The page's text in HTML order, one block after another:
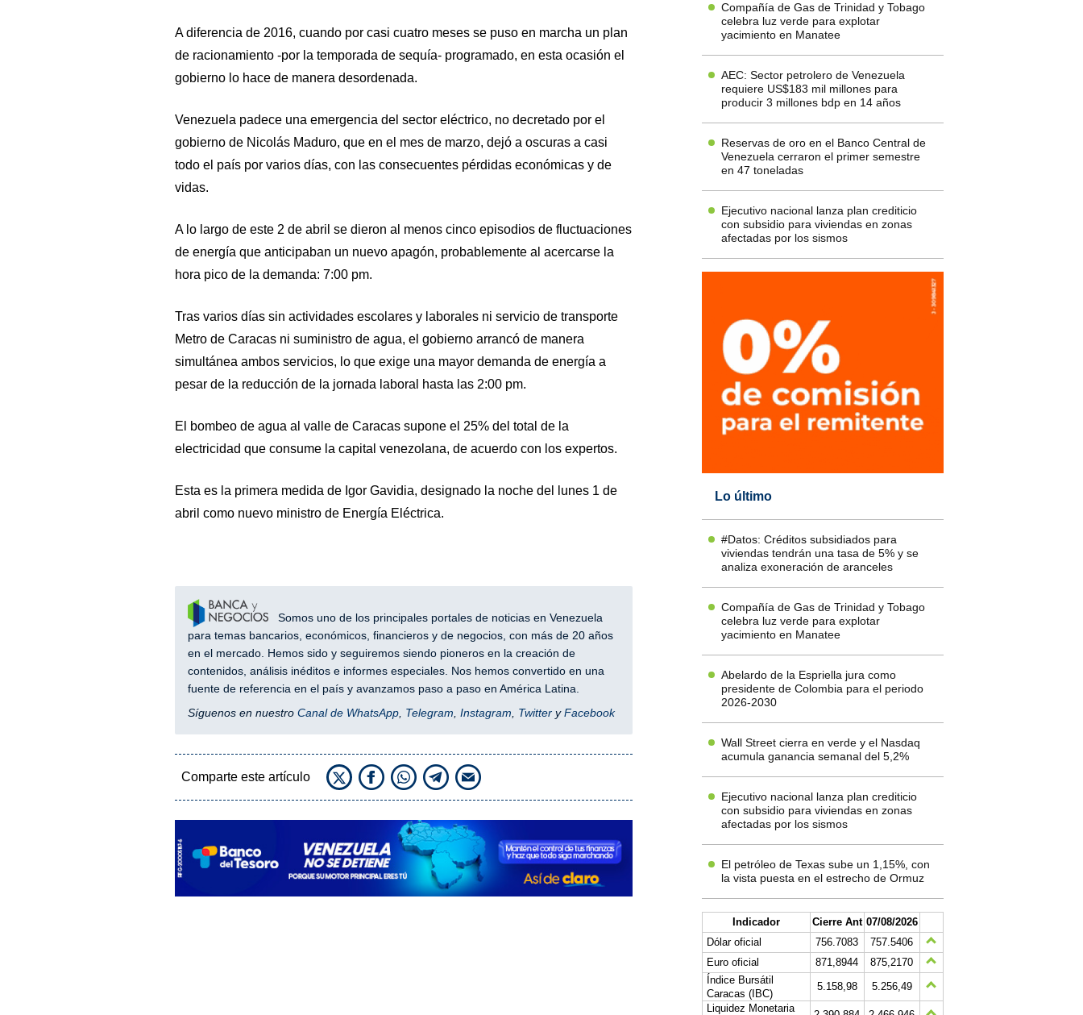
A diferencia de 2016, cuando por casi cuatro meses se puso en marcha un plan
de racionamiento -por la temporada de sequía- programado, en esta ocasión el
gobierno lo hace de manera desordenada.
Venezuela padece una emergencia del sector eléctrico, no decretado por el
gobierno de Nicolás Maduro, que en el mes de marzo, dejó a oscuras a casi
todo el país por varios días, con las consecuentes pérdidas económicas y de
vidas.
A lo largo de este 2 de abril se dieron al menos cinco episodios de fluctuaciones
de energía que anticipaban un nuevo apagón, probablemente al acercarse la
hora pico de la demanda: 7:00 pm.
Tras varios días sin actividades escolares y laborales ni servicio de transporte
Metro de Caracas ni suministro de agua, el gobierno arrancó de manera
simultánea ambos servicios, lo que exige una mayor demanda de energía a
pesar de la reducción de la jornada laboral hasta las 2:00 pm.
El bombeo de agua al valle de Caracas supone el 25% del total de la
electricidad que consume la capital venezolana, de acuerdo con los expertos.
Esta es la primera medida de Igor Gavidia, designado la noche del lunes 1 de
abril como nuevo ministro de Energía Eléctrica.
Somos uno de los principales portales de noticias en Venezuela
para temas bancarios, económicos, financieros y de negocios, con más de 20 años
en el mercado. Hemos sido y seguiremos siendo pioneros en la creación de
contenidos, análisis inéditos e informes especiales. Nos hemos convertido en una
fuente de referencia en el país y avanzamos paso a paso en América Latina.
Síguenos en nuestro Canal de WhatsApp, Telegram, Instagram, TwitteryFacebook
Comparte este artículo
Compañía de Gas de Trinidad y Tobago
celebra luz verde para explotar
yacimiento en Manatee
AEC: Sector petrolero de Venezuela
requiere US$183 mil millones para
producir 3 millones bdp en 14 años
Reservas de oro en el Banco Central de
Venezuela cerraron el primer semestre
en 47 toneladas
Ejecutivo nacional lanza plan crediticio
con subsidio para viviendas en zonas
afectadas por los sismos
Lo último
#Datos: Créditos subsidiados para
viviendas tendrán una tasa de 5% y se
analiza exoneración de aranceles
Compañía de Gas de Trinidad y Tobago
celebra luz verde para explotar
yacimiento en Manatee
Abelardo de la Espriella jura como
presidente de Colombia para el periodo
2026-2030
Wall Street cierra en verde y el Nasdaq
acumula ganancia semanal del 5,2%
Ejecutivo nacional lanza plan crediticio
con subsidio para viviendas en zonas
afectadas por los sismos
El petróleo de Texas sube un 1,15%, con
la vista puesta en el estrecho de Ormuz
Indicador Cierre Ant 07/08/2026
Dólar oficial
756.7083
757.5406
Euro oficial
871,8944
875,2170
Índice Bursátil
Caracas (IBC)
5.158,98
5.256,49
Liquidez Monetaria